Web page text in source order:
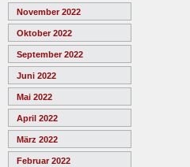
November 2022
Oktober 2022
September 2022
Juni 2022
Mai 2022
April 2022
März 2022
Februar 2022